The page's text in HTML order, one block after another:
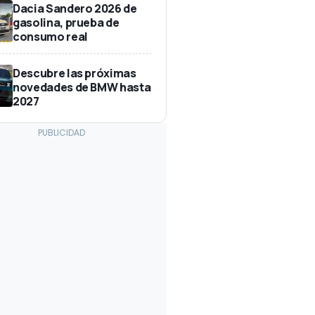
Dacia Sandero 2026 de
gasolina, prueba de
consumo real
Descubre las próximas
novedades de BMW hasta
2027